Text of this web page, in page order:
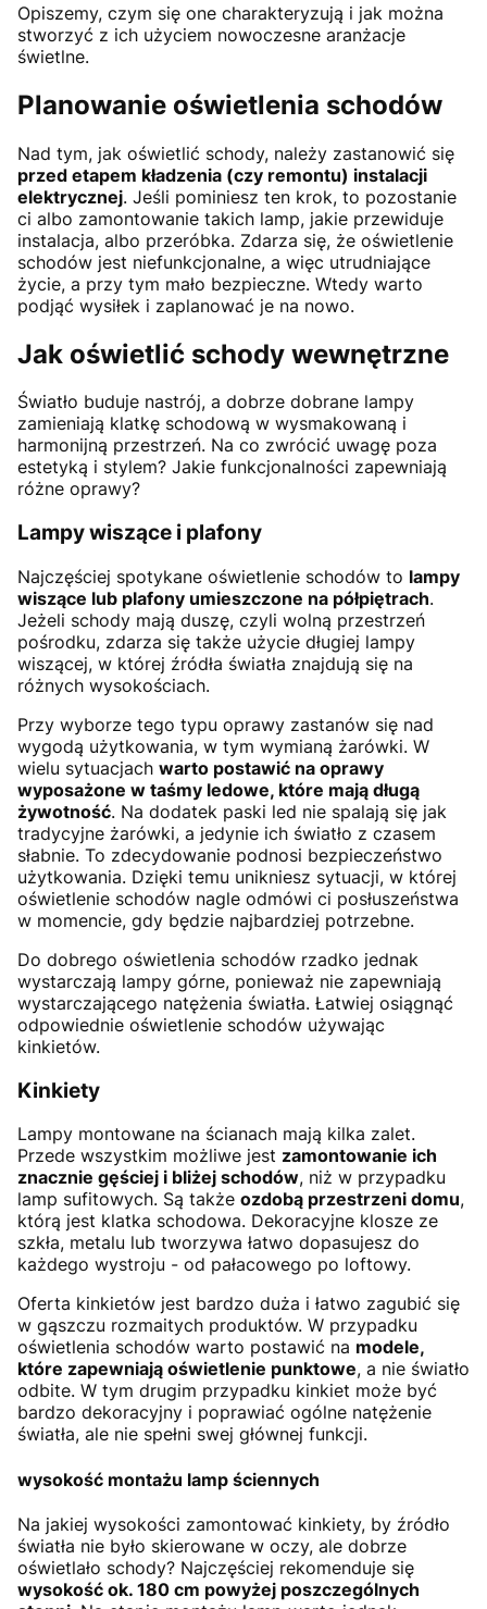
Opiszemy, czym się one charakteryzują i jak można
stworzyć z ich użyciem nowoczesne aranżacje
świetlne.
Planowanie oświetlenia schodów
Nad tym, jak oświetlić schody, należy zastanowić się
przed etapem kładzenia (czy remontu) instalacji
elektrycznej. Jeśli pominiesz ten krok, to pozostanie
ci albo zamontowanie takich lamp, jakie przewiduje
instalacja, albo przeróbka. Zdarza się, że oświetlenie
schodów jest niefunkcjonalne, a więc utrudniające
życie, a przy tym mało bezpieczne. Wtedy warto
podjąć wysiłek i zaplanować je na nowo.
Jak oświetlić schody wewnętrzne
Światło buduje nastrój, a dobrze dobrane lampy
zamieniają klatkę schodową w wysmakowaną i
harmonijną przestrzeń. Na co zwrócić uwagę poza
estetyką i stylem? Jakie funkcjonalności zapewniają
różne oprawy?
Lampy wiszące i plafony
Najczęściej spotykane oświetlenie schodów to lampy
wiszące lub plafony umieszczone na półpiętrach.
Jeżeli schody mają duszę, czyli wolną przestrzeń
pośrodku, zdarza się także użycie długiej lampy
wiszącej, w której źródła światła znajdują się na
różnych wysokościach.
Przy wyborze tego typu oprawy zastanów się nad
wygodą użytkowania, w tym wymianą żarówki. W
wielu sytuacjach warto postawić na oprawy
wyposażone w taśmy ledowe, które mają długą
żywotność. Na dodatek paski led nie spalają się jak
tradycyjne żarówki, a jedynie ich światło z czasem
słabnie. To zdecydowanie podnosi bezpieczeństwo
użytkowania. Dzięki temu unikniesz sytuacji, w której
oświetlenie schodów nagle odmówi ci posłuszeństwa
w momencie, gdy będzie najbardziej potrzebne.
Do dobrego oświetlenia schodów rzadko jednak
wystarczają lampy górne, ponieważ nie zapewniają
wystarczającego natężenia światła. Łatwiej osiągnąć
odpowiednie oświetlenie schodów używając
kinkietów.
Kinkiety
Lampy montowane na ścianach mają kilka zalet.
Przede wszystkim możliwe jest zamontowanie ich
znacznie gęściej i bliżej schodów, niż w przypadku
lamp sufitowych. Są także ozdobą przestrzeni domu,
którą jest klatka schodowa. Dekoracyjne klosze ze
szkła, metalu lub tworzywa łatwo dopasujesz do
każdego wystroju - od pałacowego po loftowy.
Oferta kinkietów jest bardzo duża i łatwo zagubić się
w gąszczu rozmaitych produktów. W przypadku
oświetlenia schodów warto postawić na modele,
które zapewniają oświetlenie punktowe, a nie światło
odbite. W tym drugim przypadku kinkiet może być
bardzo dekoracyjny i poprawiać ogólne natężenie
światła, ale nie spełni swej głównej funkcji.
wysokość montażu lamp ściennych
Na jakiej wysokości zamontować kinkiety, by źródło
światła nie było skierowane w oczy, ale dobrze
oświetlało schody? Najczęściej rekomenduje się
wysokość ok. 180 cm powyżej poszczególnych